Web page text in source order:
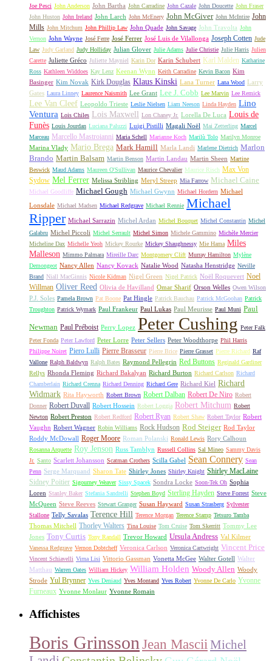
Joe Pesci John Anderson John Bartha John Carradine John Cazale John Doucette John Fraser
John Huston John Ireland John Larch John McEnery John McGiver John McIntire John
Mills John Mitchum John Phillip Law John Quade John Savage John Travolta John
Vernon John Wayne José Ferre José Ferrer José Luis de Vilallonga Joseph Cotten Jude
Law Judy Garland Judy Holliday Julian Glover Julie Adams Julie Christie Julie Harris Julien
Carette Juliette Gréco Juliette Mayniel Karin Dor Karin Schubert Karl Malden Katharine
Ross Kathleen Widdoes Kay Lenz Keenan Wynn Keith Carradine Kevin Bacon Kim
Basinger Kim Novak Kirk Douglas Klaus Kinski Lana Turner Lana Wood Larry
Gates Laura Linney Laurence Naismith Lee Grant Lee J. Cobb Lee Marvin Lee Remick
Lee Van Cleef Leopoldo Trieste Leslie Nielsen Liam Neeson Linda Hayden Lino
Ventura Lois Chiles Lois Maxwell Lon Chaney Jr. Lorella De Luca Louis de
Funès Louis Jourdan Luciana Paluzzi Luigi Pistilli Magali Noël Mai Zetterling Marcel
Marceau Marcello Mastroianni Maria Schell Marianne Koch Marilù Tolo Marilyn Monroe
Marina Vlady Mario Brega Mark Hamill Marla Landi Marlene Dietrich Marlon
Brando Martin Balsam Martin Benson Martin Landau Martin Sheen Martine
Beswick Maud Adams Maureen O'Sullivan Maurice Chevalier Maurice Risch Max Von
Sydow Mel Ferrer Melissa Stribling Meryl Streep Mia Farrow Michael Caine
Michael Goodliffe Michael Gough Michael Gwynn Michael Hordern Michael
Lonsdale Michael Madsen Michael Redgrave Michael Rennie Michael
Ripper Michael Sarrazin Michel Ardan Michel Bouquet Michel Constantin Michel
Galabru Michel Piccoli Michel Serrault Michel Simon Michele Gammino Michèle Mercier
Micheline Dax Michelle Yeoh Mickey Rourke Mickey Shaughnessy Mie Hama Miles
Malleson Mimmo Palmara Mireille Darc Montgomery Clift Murray Hamilton Mylène
Demongeot Nancy Allen Nancy Kovack Natalie Wood Natasha Henstridge Neville
Brand Niall MacGinnis Nicole Kidman Nigel Green Nigel Patrick Noël Roquevert Noel
Willman Oliver Reed Olivia de Havilland Omar Sharif Orson Welles Owen Wilson
P.J. Soles Pamela Brown Pat Boone Pat Hingle Patrick Bauchau Patrick McGoohan Patrick
Troughton Patrick Wymark Paul Frankeur Paul Lukas Paul Meurisse Paul Muni Paul
Newman Paul Préboist Perry Lopez Peter Cushing Peter Falk
Peter Fonda Peter Lawford Peter Lorre Peter Sellers Peter Woodthorpe Phil Harris
Philippe Noiret Piero Lulli Pierre Brasseur Pierre Brice Pierre Grasset Pierre Richard Raf
Vallone Ralph Baldwyn Ralph Bates Raymond Pellegrin Red Buttons Reginald Gardiner
Rellys Rhonda Fleming Richard Bakalyan Richard Burton Richard Carlson Richard
Chamberlain Richard Crenna Richard Denning Richard Gere Richard Kiel Richard
Widmark Rita Hayworth Robert Brown Robert Dalban Robert De Niro Robert
Donner Robert Duvall Robert Hossein Robert Loggia Robert Mitchum Robert
Newton Robert Preston Robert Redford Robert Ryan Robert Shaw Robert Taylor Robert
Vaughn Robert Wagner Robin Williams Rock Hudson Rod Steiger Rod Taylor
Roddy McDowall Roger Moore Roman Polanski Ronald Lewis Rory Calhoun
Rosanna Arquette Roy Jenson Russ Tamblyn Russell Collins Sal Mineo Sammy Davis
Jr. Santo Scarlett Johansson Scatman Crothers Scilla Gabel Sean Connery Sean
Penn Serge Marquand Sharon Tate Shirley Jones Shirley Knight Shirley MacLaine
Sidney Poitier Sigourney Weaver Sissy Spacek Sondra Locke Soon-Tek Oh Sophia
Loren Stanley Baker Stefania Sandrelli Stephen Boyd Sterling Hayden Steve Forrest Steve
McQueen Steve Reeves Stewart Granger Susan Hayward Susan Strasberg Sylvester
Stallone Telly Savalas Terence Hill Terence Morgan Terence Stamp Tetsuro Tamba
Thomas Mitchell Thorley Walters Tina Louise Tom Cruise Tom Skerritt Tommy Lee
Jones Tony Curtis Tony Randall Trevor Howard Ursula Andress Val Kilmer
Vanessa Redgrave Vernon Dobtcheff Veronica Carlson Veronica Cartwright Vincent Price
Vincent Schiavelli Virna Lisi Vittorio Gassman Vonetta McGee Walter Gotell Walter
Matthau Warren Oates William Hickey William Holden Woody Allen Woody
Strode Yul Brynner Yves Deniaud Yves Montand Yves Robert Yvonne De Carlo Yvonne
Furneaux Yvonne Monlaur Yvonne Romain
Affichistes
Boris Grinsson Jean Mascii Michel